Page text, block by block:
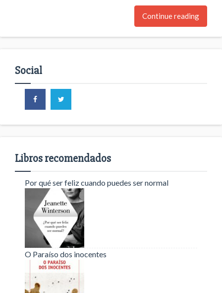
Continue reading
Social
Libros recomendados
Por qué ser feliz cuando puedes ser normal
O Paraíso dos inocentes